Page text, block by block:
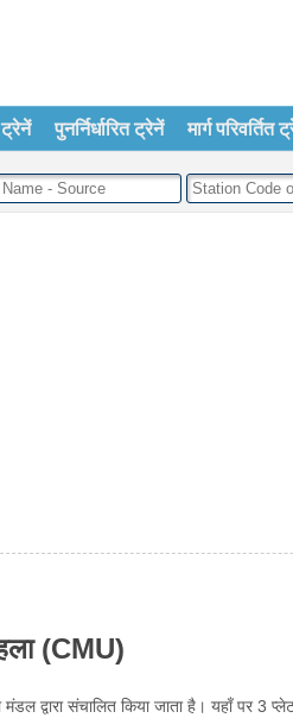
ट्रेनें पुनर्निर्धारित ट्रेनें मार्ग परिवर्तित
(CMU)
द्वारा संचालित किया जाता है। यहाँ पर 3